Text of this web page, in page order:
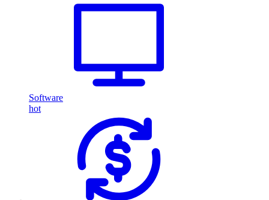
Software
hot